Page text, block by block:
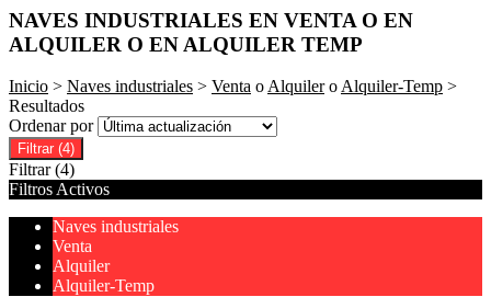
NAVES INDUSTRIALES EN VENTA O EN
ALQUILER O EN ALQUILER TEMP
Inicio > Naves industriales > Venta oAlquileroAlquiler-Temp >
Resultados
Ordenar por
Filtrar (4)
Filtrar (4)
Filtros Activos
Naves industriales
Venta
Alquiler
Alquiler-Temp